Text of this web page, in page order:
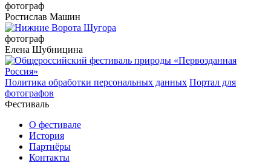
фотограф
Ростислав Машин
фотограф
Елена Шубницина
Политика обработки персональных данных Портал для
фотографов
Фестиваль
О фестивале
История
Партнёры
Контакты